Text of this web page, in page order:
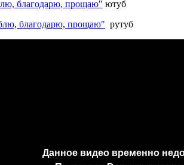
благодарю, прощаю" ютуб
благодарю, прощаю" рутуб